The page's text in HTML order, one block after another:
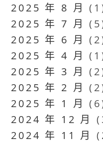
2025 年 8 月
2025 年 7 月
2025 年 6 月
2025 年 4 月
2025 年 3 月
2025 年 2 月
2025 年 1 月
2024 年 12 月
2024 年 11 月